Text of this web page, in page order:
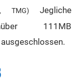
TMG)
Jegliche
111MB